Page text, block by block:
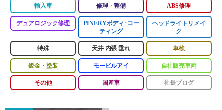
輸入車 修理・整備 ABS修理
デュアロジック修理
PINERYボディ･コー
ティング
ヘッドライトリメイ
ク
特殊 天井 内張 垂れ 車検
鈑金・塗装 モービルアイ 自社販売車両
その他 国産車 社長ブログ